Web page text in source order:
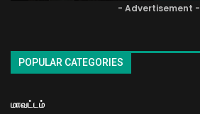
- Advertisement -
POPULAR CATEGORIES
மாவட்டம்